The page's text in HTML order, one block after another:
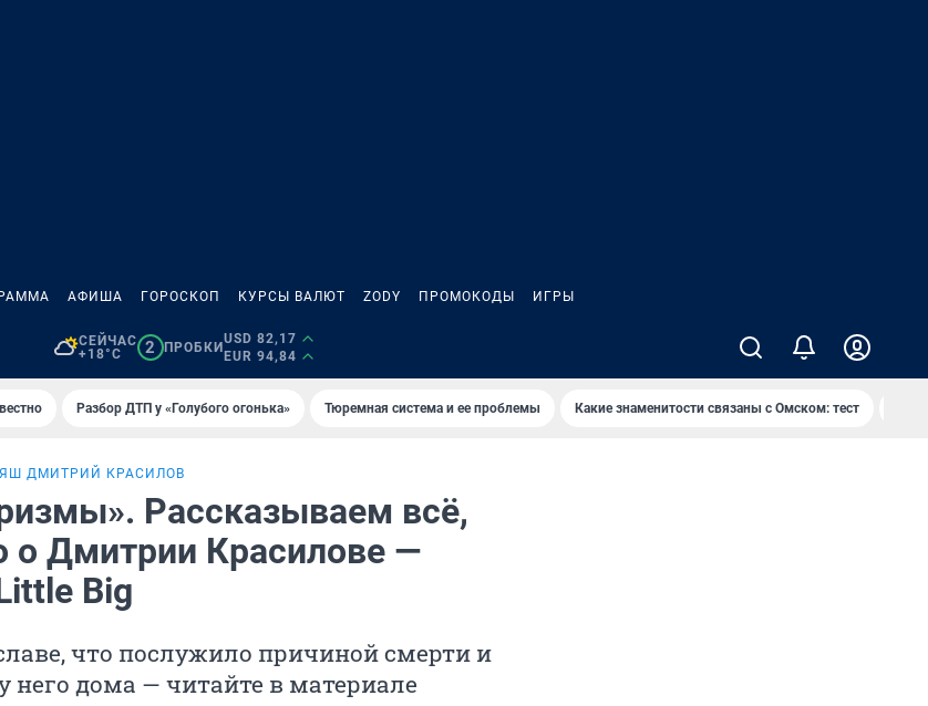
АФИША ГОРОСКОП КУРСЫ ВАЛЮТ ZODY ПРОМОКОДЫ ИГРЫ
СЕЙЧАС
+18°C
2 ПРОБКИ
USD 82,17
EUR 94,84
Разбор ДТП у «Голубого огонька» Тюремная система и ее проблемы Какие знаменитости связаны с Омском: тест
ДМИТРИЙ КРАСИЛОВ
Рассказываем всё,
о Дмитрии Красилове —
Big
что послужило причиной смерти и
него дома — читайте в материале